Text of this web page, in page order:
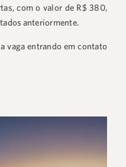
com o valor de R$ 380,
anteriormente.
vaga entrando em contato